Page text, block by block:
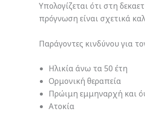
Υπολογίζεται ότι στη
πρόγνωση είναι σχετικά
Παράγοντες κινδύνου για
Ηλικία άνω τα 50 έτη
Ορμονική θεραπεία
Πρώιμη εμμηναρχή και
Ατοκία